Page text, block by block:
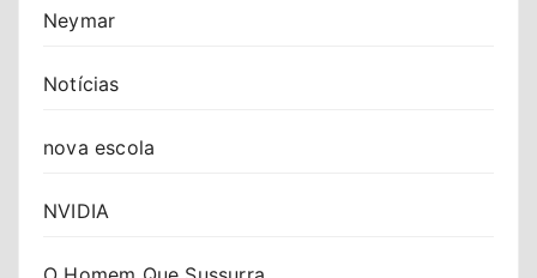
Neymar
Notícias
nova escola
NVIDIA